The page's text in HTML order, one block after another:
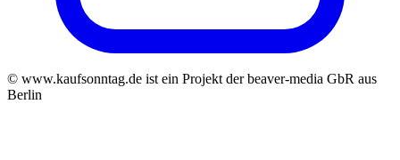
© www.kaufsonntag.de ist ein Projekt der beaver-media GbR aus
Berlin